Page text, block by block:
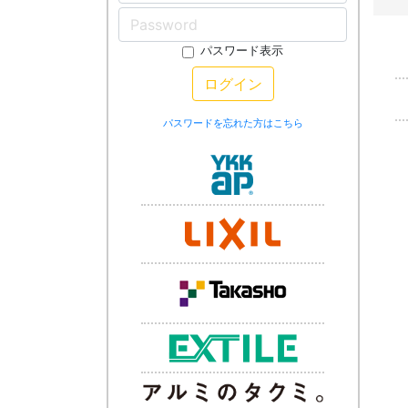
パスワード表示
ログイン
パスワードを忘れた方はこちら